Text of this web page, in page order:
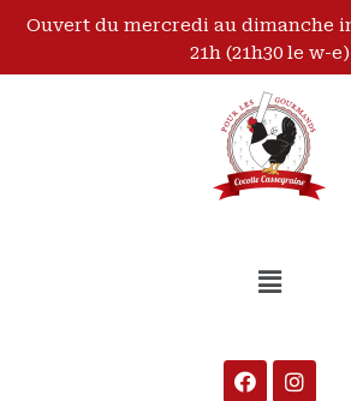
Ouvert du mercredi au dimanche
21h (21h30 le w-e)